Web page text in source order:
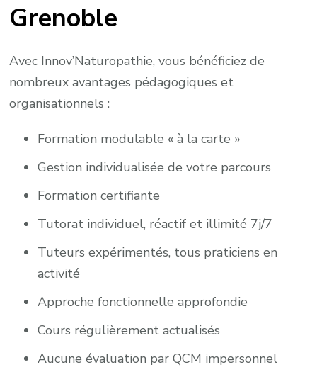
Grenoble
Avec Innov’Naturopathie, vous bénéficiez de
nombreux avantages pédagogiques et
organisationnels :
Formation modulable « à la carte »
Gestion individualisée de votre parcours
Formation certifiante
Tutorat individuel, réactif et illimité 7j/7
Tuteurs expérimentés, tous praticiens en
activité
Approche fonctionnelle approfondie
Cours régulièrement actualisés
Aucune évaluation par QCM impersonnel